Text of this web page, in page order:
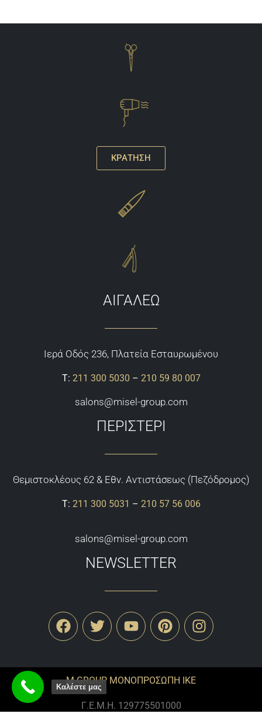
ΚΡΑΤΗΣΗ
ΑΙΓΑΛΕΩ
Ιερά Οδός 236, Πλατεία Εσταυρωμένου
Τ: 211 300 5030 – 210 59 80 007
salons@misel-group.com
ΠΕΡΙΣΤΕΡΙ
Θεμιστoκλέους 62 & Εθν. Αντιστάσεως (Πεζόδρομος)
Τ: 211 300 5031 – 210 57 56 006
salons@misel-group.com
NEWSLETTER
M-GROUP ΜΟΝΟΠΡΟΣΩΠΗ ΙΚΕ
Γ.Ε.Μ.Η. 129775501000
Καλέστε μας